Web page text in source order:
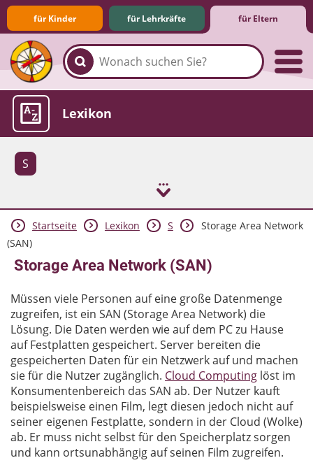
für Kinder für Lehrkräfte für Eltern
Familie & Medien
Spieletipps & Lernsoftware
Die Jüngsten im Netz
Lexikon
S
Aktuelles
Startseite Lexikon S
Storage Area Network
(SAN)
Storage Area Network (SAN)
Müssen viele Personen auf eine große Datenmenge
zugreifen, ist ein SAN (Storage Area Network) die
Lösung. Die Daten werden wie auf dem PC zu Hause
auf Festplatten gespeichert. Server bereiten die
gespeicherten Daten für ein Netzwerk auf und machen
sie für die Nutzer zugänglich. Cloud Computing löst im
Konsumentenbereich das SAN ab. Der Nutzer kauft
beispielsweise einen Film, legt diesen jedoch nicht auf
seiner eigenen Festplatte, sondern in der Cloud (Wolke)
ab. Er muss nicht selbst für den Speicherplatz sorgen
und kann ortsunabhängig auf seinen Film zugreifen.